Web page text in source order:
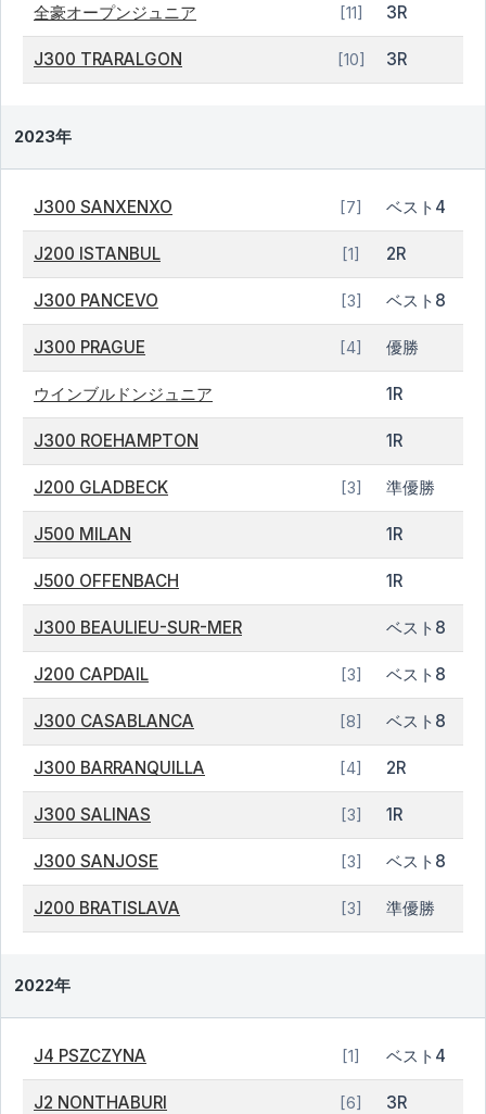
全豪オープンジュニア [11] 3R
J300 TRARALGON [10] 3R
2023年
J300 SANXENXO [7] ベスト4
J200 ISTANBUL [1] 2R
J300 PANCEVO [3] ベスト8
J300 PRAGUE [4] 優勝
ウインブルドンジュニア 1R
J300 ROEHAMPTON 1R
J200 GLADBECK [3] 準優勝
J500 MILAN 1R
J500 OFFENBACH 1R
J300 BEAULIEU-SUR-MER ベスト8
J200 CAPDAIL [3] ベスト8
J300 CASABLANCA [8] ベスト8
J300 BARRANQUILLA [4] 2R
J300 SALINAS [3] 1R
J300 SANJOSE [3] ベスト8
J200 BRATISLAVA [3] 準優勝
2022年
J4 PSZCZYNA [1] ベスト4
J2 NONTHABURI [6] 3R